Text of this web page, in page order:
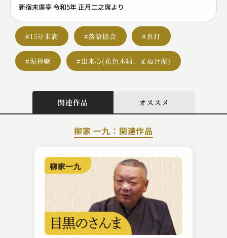
新宿末廣亭 令和5年 正月二之席より
#15分未満 #落語協会 #真打
#泥棒噺 #出来心(花色木綿、まぬけ泥)
関連作品 オススメ
柳家 一九：関連作品
春風亭 正朝